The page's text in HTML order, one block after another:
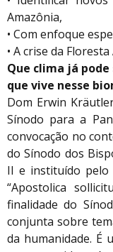
Amazônia,
• Com enfoque
• A crise da
Que clima já
que vive nesse
Dom Erwin
Sínodo para a
convocação no
do Sínodo dos
II e instituído pelo
“Apostolica
finalidade do
conjunta sobre
da humanidade. É